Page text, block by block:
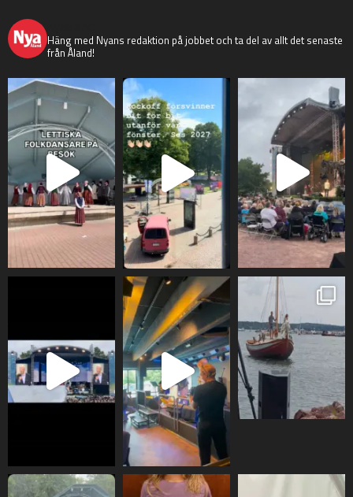
Häng med Nyans redaktion på jobbet och ta del av allt det senaste
från Åland!